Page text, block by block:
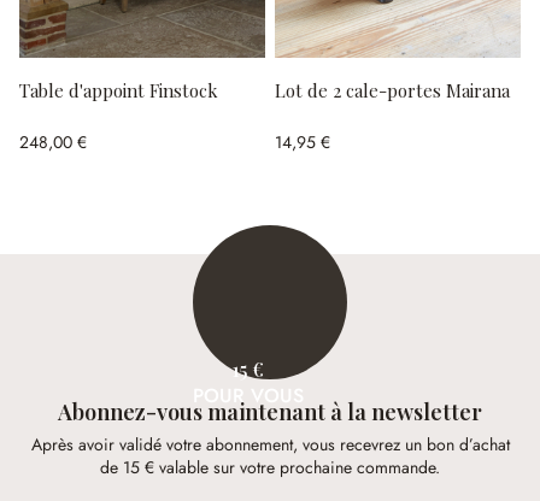
Table d'appoint Finstock
248,00 €
Lot de 2 cale-portes Mairana
14,95 €
15 €
POUR VOUS
Abonnez-vous maintenant à la newsletter
Après avoir validé votre abonnement, vous recevrez un bon d’achat
de 15 € valable sur votre prochaine commande.